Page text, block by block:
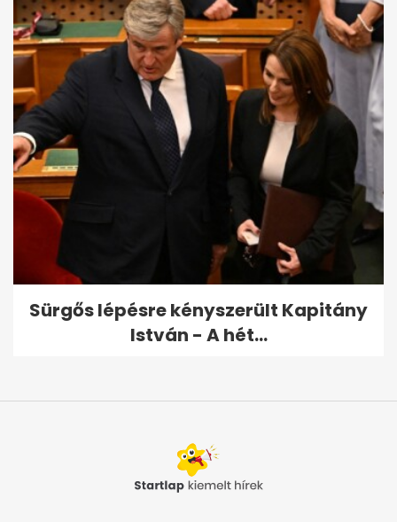
Sürgős lépésre kényszerült Kapitány
István - A hét...